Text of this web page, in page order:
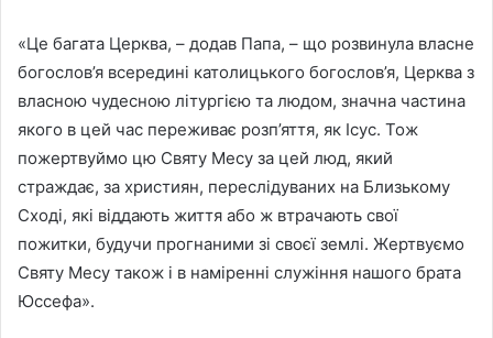
«Це багата Церква, – додав Папа, – що розвинула власне
богослов’я всередині католицького богослов’я, Церква з
власною чудесною літургією та людом, значна частина
якого в цей час переживає розп’яття, як Ісус. Тож
пожертвуймо цю Святу Месу за цей люд, який
страждає, за християн, переслідуваних на Близькому
Сході, які віддають життя або ж втрачають свої
пожитки, будучи прогнаними зі своєї землі. Жертвуємо
Святу Месу також і в наміренні служіння нашого брата
Юссефа».